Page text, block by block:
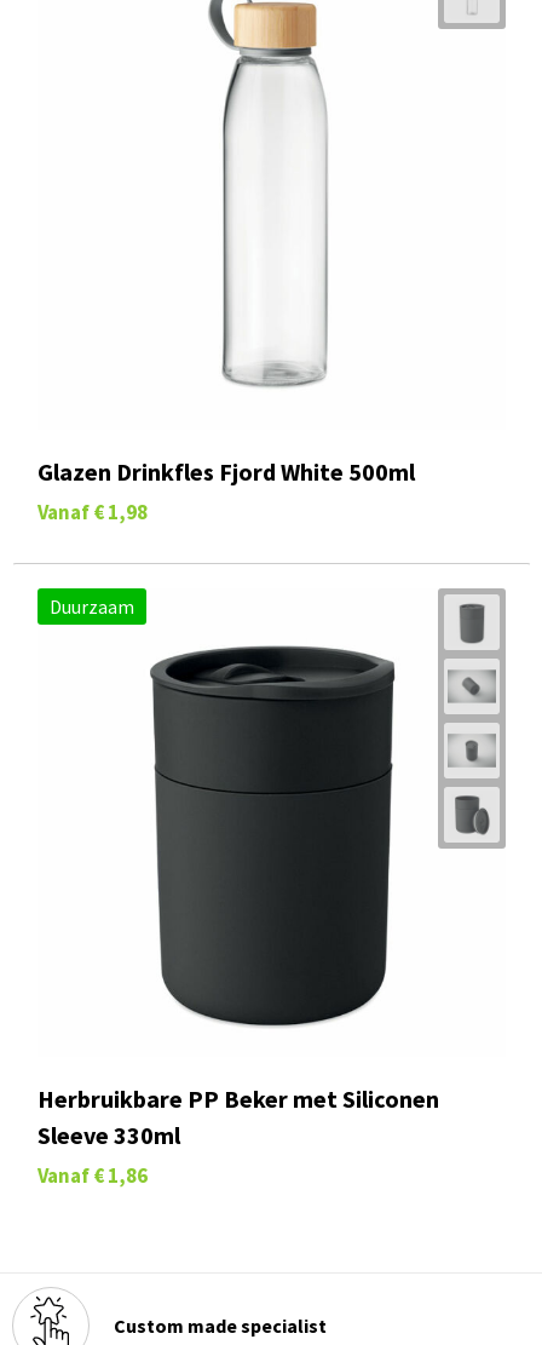
Glazen Drinkfles Fjord White 500ml
Vanaf € 1,98
Duurzaam
Herbruikbare PP Beker met Siliconen
Sleeve 330ml
Vanaf € 1,86
Custom made specialist